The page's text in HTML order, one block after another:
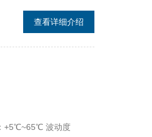
内有钢化玻璃门，便于
温度的均匀性。
查看详细介绍
+5℃~65℃ 波动度